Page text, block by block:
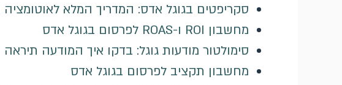
סקריפטים בגוגל אדס: המדריך המלא
מחשבון ROI ו-ROAS לפרסום בגוגל אדס
סימולטור מודעות גוגל: בדקו איך המודעה תיראה
מחשבון תקציב לפרסום בגוגל אדס